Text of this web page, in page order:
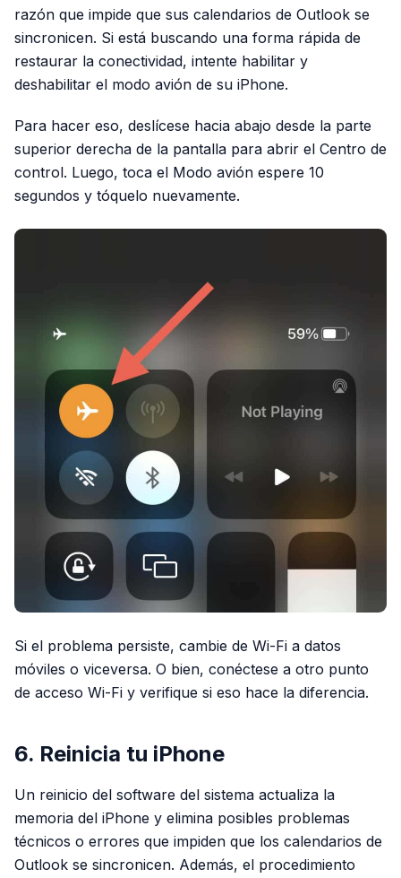
razón que impide que sus calendarios de Outlook se
sincronicen. Si está buscando una forma rápida de
restaurar la conectividad, intente habilitar y
deshabilitar el modo avión de su iPhone.
Para hacer eso, deslícese hacia abajo desde la parte
superior derecha de la pantalla para abrir el Centro de
control. Luego, toca el Modo avión espere 10
segundos y tóquelo nuevamente.
Si el problema persiste, cambie de Wi-Fi a datos
móviles o viceversa. O bien, conéctese a otro punto
de acceso Wi-Fi y verifique si eso hace la diferencia.
6. Reinicia tu iPhone
Un reinicio del software del sistema actualiza la
memoria del iPhone y elimina posibles problemas
técnicos o errores que impiden que los calendarios de
Outlook se sincronicen. Además, el procedimiento